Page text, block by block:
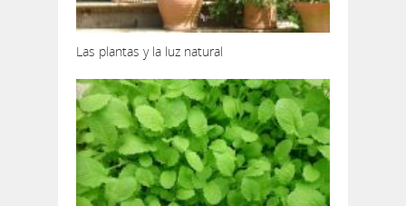
Las plantas y la luz natural